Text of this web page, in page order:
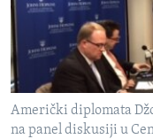
SPORT
INTERVJU
Američki diplomata
na panel diskusiji u